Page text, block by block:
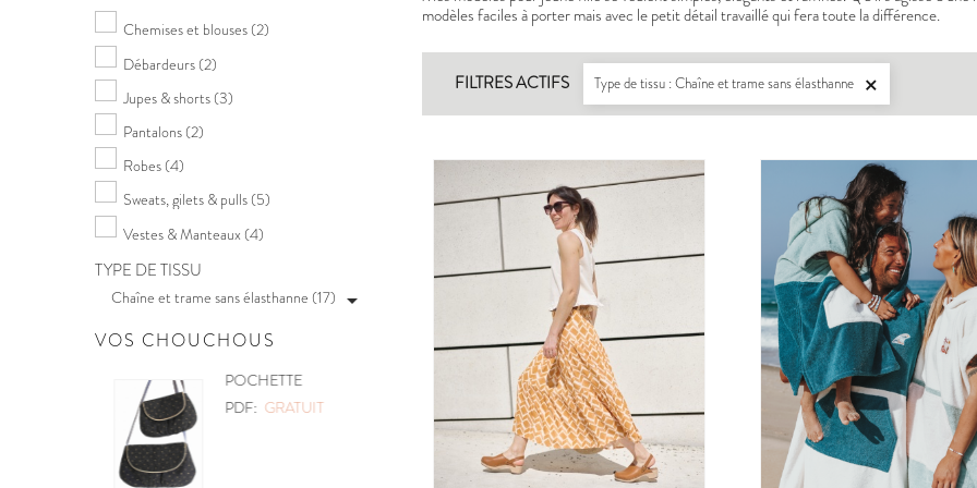
Chemises et blouses (2)
Débardeurs (2)
Jupes & shorts (3)
Pantalons (2)
Robes (4)
Sweats, gilets & pulls (5)
Vestes & Manteaux (4)
TYPE DE TISSU
Chaîne et trame sans élasthanne (17) 
VOS CHOUCHOUS
POCHETTE
PDF: GRATUIT
LISERON
PDF:12,90 €
POCHETTE:17,90 €
ZEPHIR
PDF: 11,40 €
POCHETTE:
modèles faciles à porter mais avec le petit détail travaillé qui fera toute la différence.
FILTRES ACTIFS Type de tissu : Chaîne et trame sans élasthanne 